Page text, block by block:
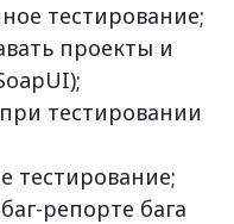
тестирование;
проекты и
тестировании
репорте бага